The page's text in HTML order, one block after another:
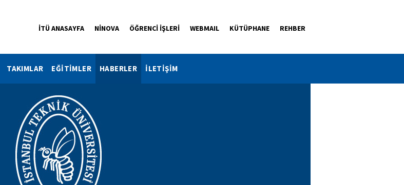
İTÜ ANASAYFA NİNOVA ÖĞRENCİ İŞLERİ WEBMAIL KÜTÜPHANE REHBER
TAKIMLAR EĞİTİMLER HABERLER İLETİŞİM